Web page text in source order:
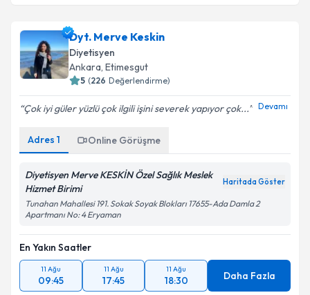
Dyt. Merve Keskin
Diyetisyen
Ankara, Etimesgut
( Değerlendirme)
Çok iyi güler yüzlü çok ilgili işini severek yapıyor çok...
Adres 1 Online Görüşme
Diyetisyen Merve KESKİN Özel Sağlık Meslek
Hizmet Birimi
Tunahan Mahallesi 191. Sokak Soyak Blokları 17655-Ada Damla 2
Apartmanı No: 4 Eryaman
En Yakın Saatler
11 Ağu
09:45
11 Ağu
17:45
11 Ağu
18:30 Daha Fazla